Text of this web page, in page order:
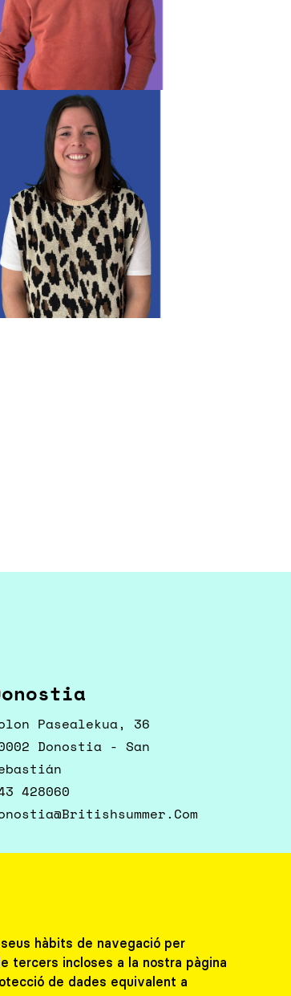
Pasealekua, 36
Donostia - San
428060
hàbits de navegació per
tercers incloses a la nostra pàgina
de dades equivalent a